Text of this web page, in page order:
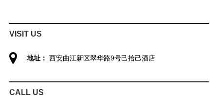
VISIT US
地址： 西安曲江新区翠华路9号己拾己酒店
CALL US